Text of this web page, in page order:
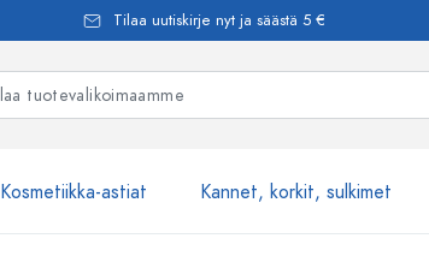
Tilaa uutiskirje nyt ja säästä 5 €
Kosmetiikka-astiat Kannet, korkit, sulkimet